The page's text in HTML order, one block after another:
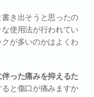
き出そうと思ったの
使用法が行われてい
が多いのかはよくわ
った痛みを抑えるた
と傷口が痛みますか